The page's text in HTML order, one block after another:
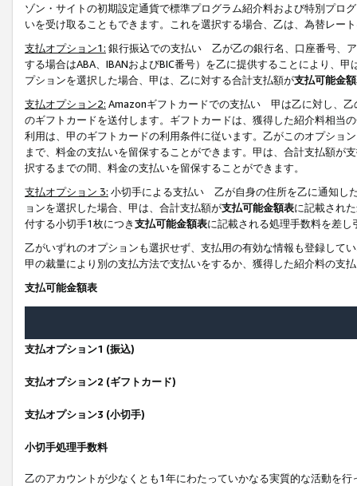
ゾン・サイトの初期設定通貨で標準プログラム紹介料および特別プロ
いを受け取ることもできます。これを選択する場合、乙は、為替レー
支払オプション1: 銀行振込での支払い 乙が乙の銀行名、口座番号、
する場合はABA、IBANおよびBIC番号）を乙に提供することにより、
プションを選択した場合、甲は、乙に対する合計支払額が支払可能金
支払オプション2: Amazonギフトカードでの支払い 甲は乙に対し、乙
のギフトカードを送付します。ギフトカードは、獲得した紹介料相当
利用は、甲のギフトカードの利用条件に従います。乙がこのオプショ
まで、料金の支払いを留保することができます。甲は、合計支払額が
択するまでの間、料金の支払いを留保することができます。
支払オプション 3: 小切手による支払い 乙が自身の住所を乙に通知し
ョンを選択した場合、甲は、合計支払額が支払可能金額表に記載され
付する小切手1枚につき支払可能金額表に記載される処理手数料を差し
乙がいずれのオプションも選択せず、支払用の有効な情報も登録して
甲の裁量により別の支払方法で支払いをするか、獲得した紹介料の支
支払可能金額表
支払オプション1 (振込)
支払オプション2 (ギフトカード)
支払オプション3 (小切手)
小切手処理手数料
乙のアカウントが少なくとも1年にわたっていかなる実質的な活動を